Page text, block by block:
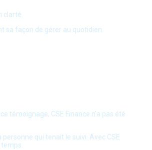
clarté.
sa façon de gérer au quotidien.
témoignage, CSE Finance n’a pas été
qui tenait le suivi. Avec CSE